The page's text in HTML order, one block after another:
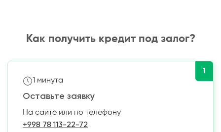
Как получить кредит под залог?
1
1 минута
Оставьте заявку
На сайте или по телефону
+998 78 113-22-72